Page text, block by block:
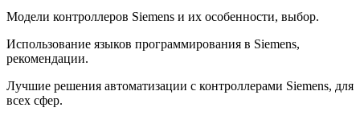
Модели контроллеров Siemens и их особенности, выбор.
Использование языков программирования в Siemens,
рекомендации.
Лучшие решения автоматизации с контроллерами Siemens, для
всех сфер.